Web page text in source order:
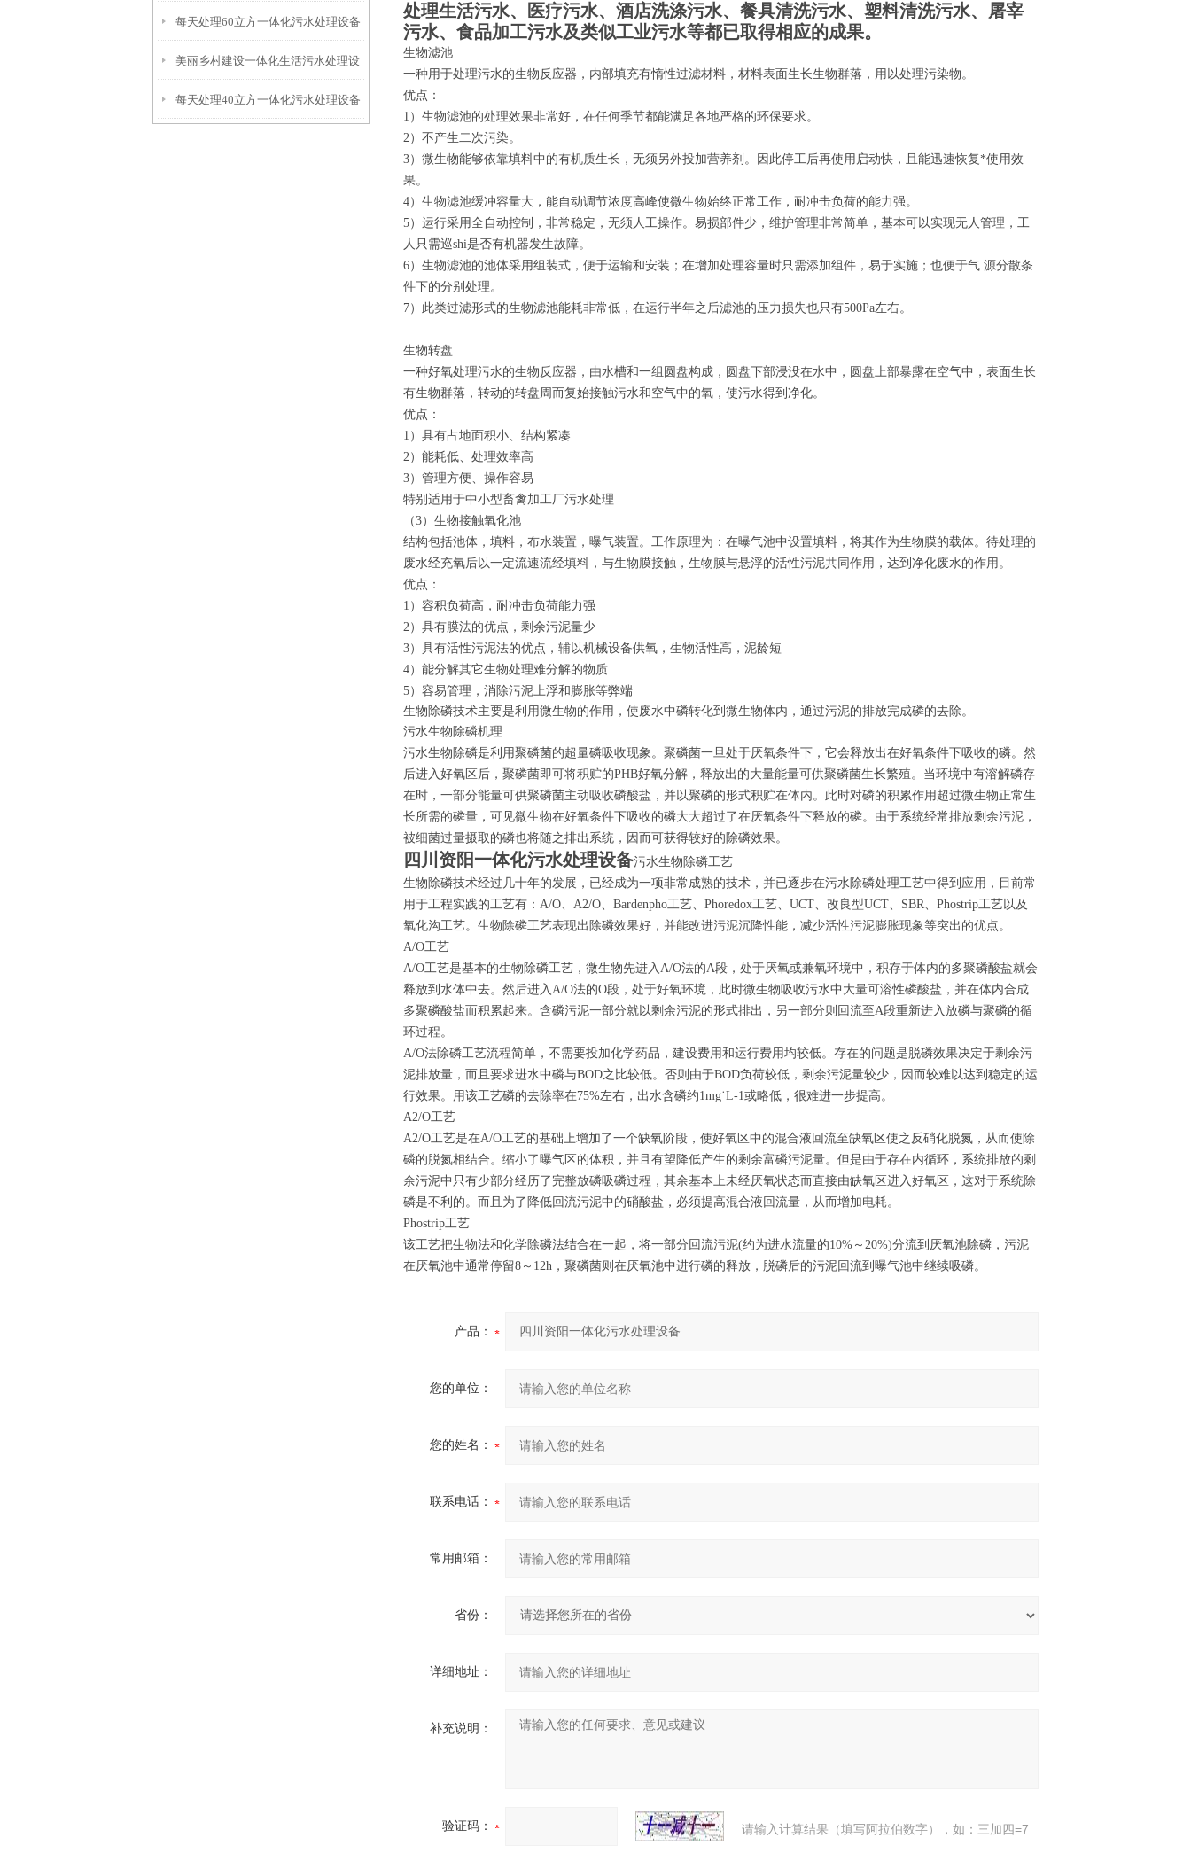
每天处理60立方一体化污水处理设备
美丽乡村建设一体化生活污水处理设
备
每天处理40立方一体化污水处理设备
处理生活污水、医疗污水、酒店洗涤污水、餐具清洗污水、塑料清洗污水、屠宰
污水、食品加工污水及类似工业污水等都已取得相应的成果。
生物滤池
一种用于处理污水的生物反应器，内部填充有惰性过滤材料，材料表面生长生物群落，用以处理污染物。
优点：
1）生物滤池的处理效果非常好，在任何季节都能满足各地严格的环保要求。
2）不产生二次污染。
3）微生物能够依靠填料中的有机质生长，无须另外投加营养剂。因此停工后再使用启动快，且能迅速恢复*使用效
果。
4）生物滤池缓冲容量大，能自动调节浓度高峰使微生物始终正常工作，耐冲击负荷的能力强。
5）运行采用全自动控制，非常稳定，无须人工操作。易损部件少，维护管理非常简单，基本可以实现无人管理，工
人只需巡shi是否有机器发生故障。
6）生物滤池的池体采用组装式，便于运输和安装；在增加处理容量时只需添加组件，易于实施；也便于气 源分散条
件下的分别处理。
7）此类过滤形式的生物滤池能耗非常低，在运行半年之后滤池的压力损失也只有500Pa左右。
生物转盘
一种好氧处理污水的生物反应器，由水槽和一组圆盘构成，圆盘下部浸没在水中，圆盘上部暴露在空气中，表面生长
有生物群落，转动的转盘周而复始接触污水和空气中的氧，使污水得到净化。
优点：
1）具有占地面积小、结构紧凑
2）能耗低、处理效率高
3）管理方便、操作容易
特别适用于中小型畜禽加工厂污水处理
（3）生物接触氧化池
结构包括池体，填料，布水装置，曝气装置。工作原理为：在曝气池中设置填料，将其作为生物膜的载体。待处理的
废水经充氧后以一定流速流经填料，与生物膜接触，生物膜与悬浮的活性污泥共同作用，达到净化废水的作用。
优点：
1）容积负荷高，耐冲击负荷能力强
2）具有膜法的优点，剩余污泥量少
3）具有活性污泥法的优点，辅以机械设备供氧，生物活性高，泥龄短
4）能分解其它生物处理难分解的物质
5）容易管理，消除污泥上浮和膨胀等弊端
生物除磷技术主要是利用微生物的作用，使废水中磷转化到微生物体内，通过污泥的排放完成磷的去除。
污水生物除磷机理
污水生物除磷是利用聚磷菌的超量磷吸收现象。聚磷菌一旦处于厌氧条件下，它会释放出在好氧条件下吸收的磷。然
后进入好氧区后，聚磷菌即可将积贮的PHB好氧分解，释放出的大量能量可供聚磷菌生长繁殖。当环境中有溶解磷存
在时，一部分能量可供聚磷菌主动吸收磷酸盐，并以聚磷的形式积贮在体内。此时对磷的积累作用超过微生物正常生
长所需的磷量，可见微生物在好氧条件下吸收的磷大大超过了在厌氧条件下释放的磷。由于系统经常排放剩余污泥，
被细菌过量摄取的磷也将随之排出系统，因而可获得较好的除磷效果。
四川资阳一体化污水处理设备污水生物除磷工艺
生物除磷技术经过几十年的发展，已经成为一项非常成熟的技术，并已逐步在污水除磷处理工艺中得到应用，目前常
用于工程实践的工艺有：A/O、A2/O、Bardenpho工艺、Phoredox工艺、UCT、改良型UCT、SBR、Phostrip工艺以及
氧化沟工艺。生物除磷工艺表现出除磷效果好，并能改进污泥沉降性能，减少活性污泥膨胀现象等突出的优点。
A/O工艺
A/O工艺是基本的生物除磷工艺，微生物先进入A/O法的A段，处于厌氧或兼氧环境中，积存于体内的多聚磷酸盐就会
释放到水体中去。然后进入A/O法的O段，处于好氧环境，此时微生物吸收污水中大量可溶性磷酸盐，并在体内合成
多聚磷酸盐而积累起来。含磷污泥一部分就以剩余污泥的形式排出，另一部分则回流至A段重新进入放磷与聚磷的循
环过程。
A/O法除磷工艺流程简单，不需要投加化学药品，建设费用和运行费用均较低。存在的问题是脱磷效果决定于剩余污
泥排放量，而且要求进水中磷与BOD之比较低。否则由于BOD负荷较低，剩余污泥量较少，因而较难以达到稳定的运
行效果。用该工艺磷的去除率在75%左右，出水含磷约1mg˙L-1或略低，很难进一步提高。
A2/O工艺
A2/O工艺是在A/O工艺的基础上增加了一个缺氧阶段，使好氧区中的混合液回流至缺氧区使之反硝化脱氮，从而使除
磷的脱氮相结合。缩小了曝气区的体积，并且有望降低产生的剩余富磷污泥量。但是由于存在内循环，系统排放的剩
余污泥中只有少部分经历了完整放磷吸磷过程，其余基本上未经厌氧状态而直接由缺氧区进入好氧区，这对于系统除
磷是不利的。而且为了降低回流污泥中的硝酸盐，必须提高混合液回流量，从而增加电耗。
Phostrip工艺
该工艺把生物法和化学除磷法结合在一起，将一部分回流污泥(约为进水流量的10%～20%)分流到厌氧池除磷，污泥
在厌氧池中通常停留8～12h，聚磷菌则在厌氧池中进行磷的释放，脱磷后的污泥回流到曝气池中继续吸磷。
产品：
您的单位：
您的姓名：
联系电话：
常用邮箱：
省份：
详细地址：
补充说明：
验证码： 请输入计算结果（填写阿拉伯数字），如：三加四=7